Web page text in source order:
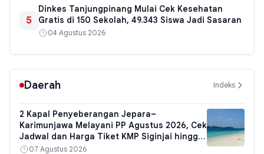
5
Dinkes Tanjungpinang Mulai Cek Kesehatan
Gratis di 150 Sekolah, 49.343 Siswa Jadi Sasaran
04 Agustus 2026
Daerah Indeks
2 Kapal Penyeberangan Jepara–
Karimunjawa Melayani PP Agustus 2026, Cek
Jadwal dan Harga Tiket KMP Siginjai hingga
Express Bahari
07 Agustus 2026